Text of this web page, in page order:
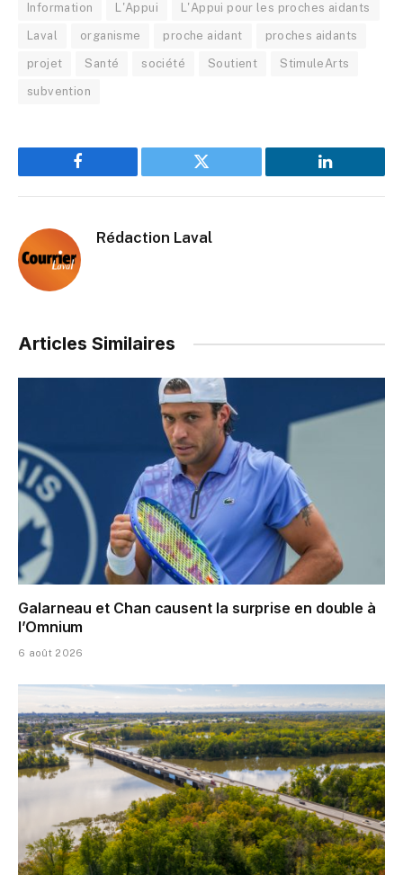
Information L'Appui L'Appui pour les proches aidants
Laval organisme proche aidant proches aidants
projet Santé société Soutient StimuleArts
subvention
Facebook Twitter LinkedIn
Rédaction Laval
Articles Similaires
Galarneau et Chan causent la surprise en double à
l’Omnium
6 août 2026